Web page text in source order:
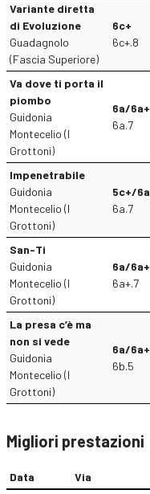
Variante diretta
di Evoluzione
Guadagnolo
(Fascia Superiore)
6c+
6c+.8
Va dove ti porta il
piombo
Guidonia
Montecelio (I
Grottoni)
6a/6a+
6a.7
Impenetrabile
Guidonia
Montecelio (I
Grottoni)
5c+/6a
6a.7
San-Ti
Guidonia
Montecelio (I
Grottoni)
6a/6a+
6a+.7
La presa c’è ma
non si vede
Guidonia
Montecelio (I
Grottoni)
6a/6a+
6b.5
Migliori prestazioni
Data Via